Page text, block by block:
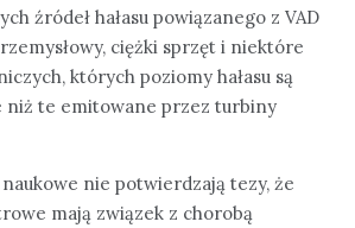
źródeł hałasu powiązanego z VAD
ciężki sprzęt i niektóre
których poziomy hałasu są
niż te emitowane przez turbiny
nie potwierdzają tezy, że
mają związek z chorobą